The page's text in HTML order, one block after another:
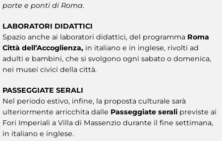
porte e ponti di Roma.
LABORATORI DIDATTICI
Spazio anche ai laboratori didattici, del programma Roma
Città dell’Accoglienza, in italiano e in inglese, rivolti ad
adulti e bambini, che si svolgono ogni sabato o domenica,
nei musei civici della città.
PASSEGGIATE SERALI
Nel periodo estivo, infine, la proposta culturale sarà
ulteriormente arricchita dalle Passeggiate serali previste ai
Fori Imperiali a Villa di Massenzio durante il fine settimana,
in italiano e inglese.